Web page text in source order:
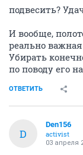
подвесить?
И вообще,
реально
Убирать
по поводу его
ОТВЕТИТЬ
D
Den156
activist
03 апреля